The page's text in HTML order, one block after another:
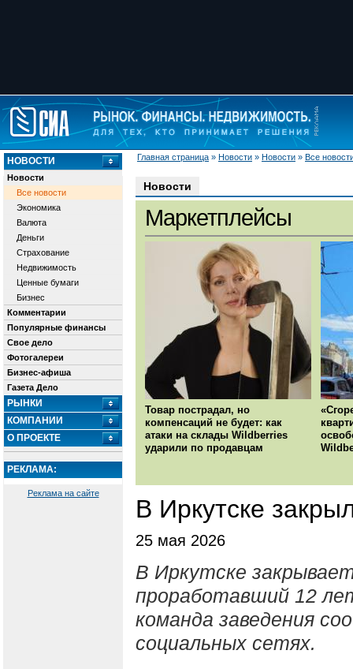
Главная страница » Новости » Новости » Все
НОВОСТИ
Новости
Все новости
Экономика
Валюта
Деньги
Страхование
Недвижимость
Ценные бумаги
Бизнес
Комментарии
Популярные финансы
Свое дело
Фотогалереи
Бизнес-афиша
Газета Дело
РЫНКИ
КОМПАНИИ
О ПРОЕКТЕ
РЕКЛАМА:
Реклама на сайте
Новости
Маркетплейсы
Товар пострадал, но
компенсаций не будет: как
атаки на склады Wildberries
ударили по продавцам
В Иркутске
25 мая 2026
В Иркутске
проработавший 12
команда заведения
социальных сетях.